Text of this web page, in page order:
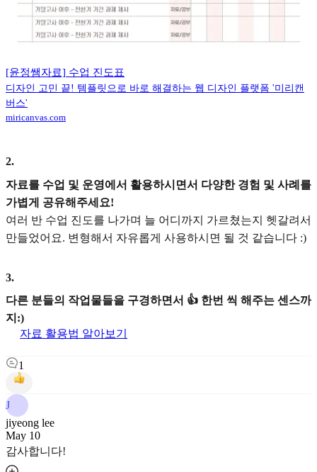
[윤정쌤자료] 수업 진도표
디자인 고민 끝! 템플릿으로 바로 해결하는 웹 디자인 플랫폼 '미리캔
버스'
miricanvas.com
2.
자료를 수업 및 운영에서 활용하시면서 다양한 경험 및 사례를
가볍게 공유해주세요!
여러 반 수업 진도를 나가며 늘 어디까지 가르쳤는지 헷갈려서
만들었어요. 변형해서 자유롭게 사용하시면 될 것 같습니다 :)
3.
다른 분들의 작업물들을 구경하면서 👍 한번 씩 해주는 센스까
지:)
자료 활용법 알아보기
1
J
jiyeong lee
May 10
감사합니다!